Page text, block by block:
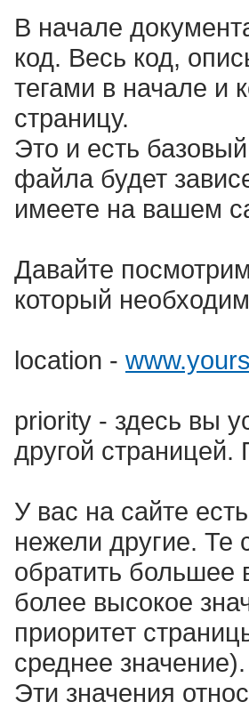
В начале
код. Весь код,
тегами в начале и
страницу.
Это и есть
файла будет
имеете на вашем
Давайте
который
location -
priority - здесь вы
другой
У вас на сайте
нежели другие.
обратить большее
более высокое
приоритет
среднее значение).
Эти значения